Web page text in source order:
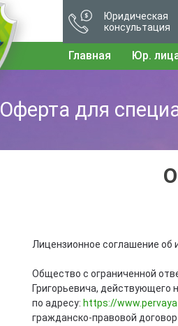
Юридическая
консультация
Главная Юр.
Оферта для
Лицензионное соглашение об
Общество с ограниченной
Григорьевича, действующего
по адресу: https://
гражданско-правовой